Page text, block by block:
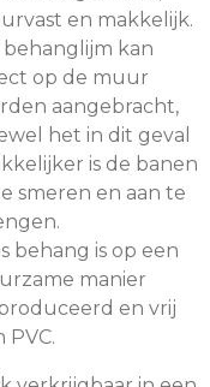
en makkelijk.
behanglijm kan
op de muur
aangebracht,
het in dit geval
is de banen
smeren en aan te
behang is op een
manier
en vrij
PVC.